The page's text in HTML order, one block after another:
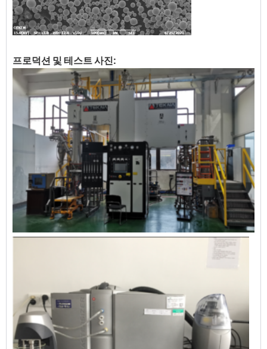
프로덕션 및 테스트 사진: